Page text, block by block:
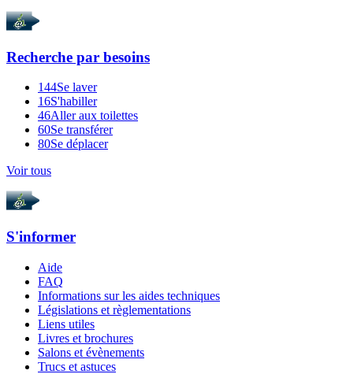
Recherche par besoins
144Se laver
16S'habiller
46Aller aux toilettes
60Se transférer
80Se déplacer
Voir tous
S'informer
Aide
FAQ
Informations sur les aides techniques
Législations et règlementations
Liens utiles
Livres et brochures
Salons et évènements
Trucs et astuces